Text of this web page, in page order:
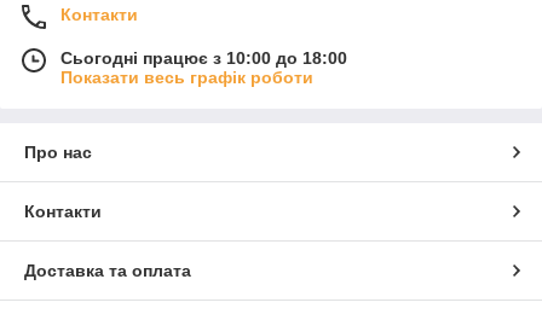
Контакти
Сьогодні працює з 10:00 до 18:00
Показати весь графік роботи
Про нас
Контакти
Доставка та оплата